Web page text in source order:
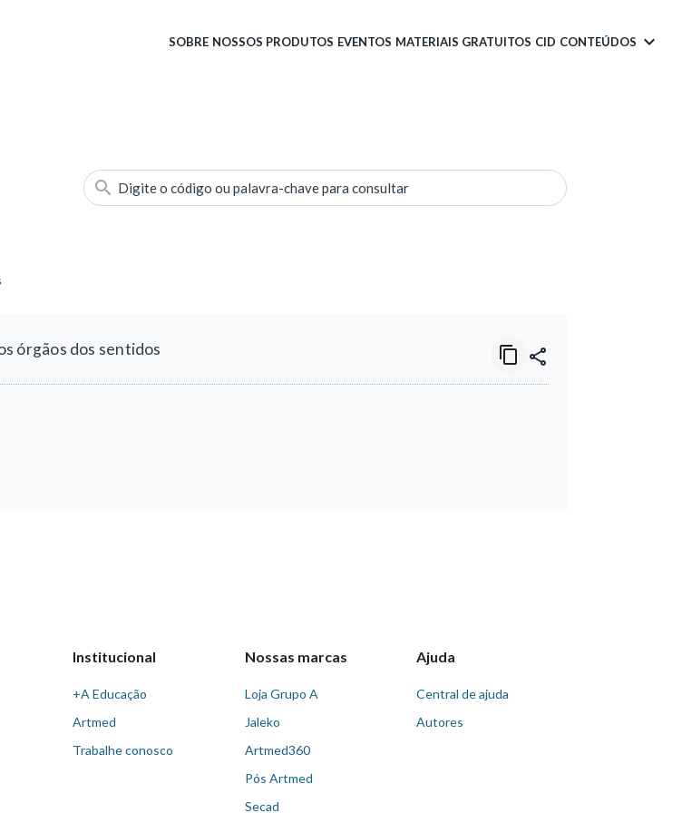
SOBRE NOSSOS PRODUTOS EVENTOS MATERIAIS GRATUITOS CID CONTEÚDOS
Digite o código ou palavra-chave para consultar
órgãos dos sentidos
Institucional
+A Educação
Artmed
Trabalhe conosco
Nossas marcas
Loja Grupo A
Jaleko
Artmed360
Pós Artmed
Secad
Ajuda
Central de ajuda
Autores